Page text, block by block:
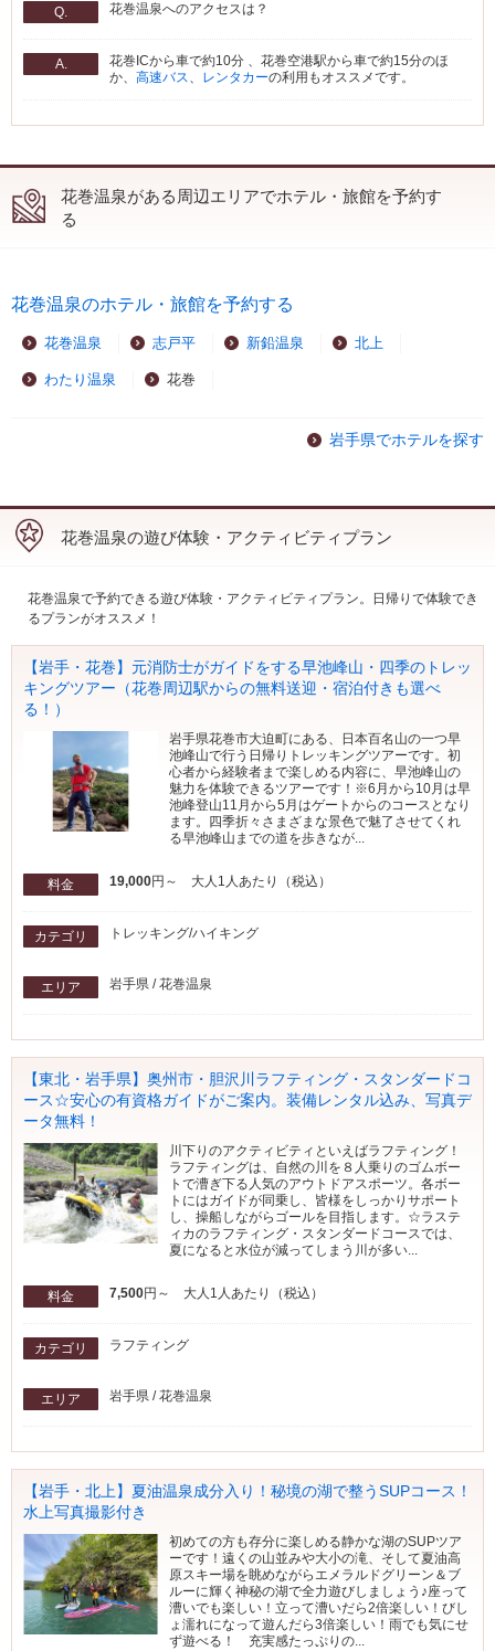
Q. 花巻温泉へのアクセスは？
A.
花巻ICから車で約10分 、花巻空港駅から車で約15分のほ
か、 高速バス、 レンタカーの利用もオススメです。
花巻温泉がある周辺エリアでホテル・旅館を予約す
る
花巻温泉のホテル・旅館を予約する
花巻温泉 志戸平 新鉛温泉 北上
わたり温泉 花巻
岩手県でホテルを探す
花巻温泉の遊び体験・アクティビティプラン
花巻温泉で予約できる遊び体験・アクティビティプラン。日帰りで体験でき
るプランがオススメ！
【岩手・花巻】元消防士がガイドをする早池峰山・四季のトレッ
キングツアー（花巻周辺駅からの無料送迎・宿泊付きも選べ
る！）
岩手県花巻市大迫町にある、日本百名山の一つ早
池峰山で行う日帰りトレッキングツアーです。初
心者から経験者まで楽しめる内容に、早池峰山の
魅力を体験できるツアーです！※6月から10月は早
池峰登山11月から5月はゲートからのコースとなり
ます。四季折々さまざまな景色で魅了させてくれ
る早池峰山までの道を歩きなが...
料金 19,000円～ 大人1人あたり（税込）
カテゴリ トレッキング/ハイキング
エリア 岩手県 / 花巻温泉
【東北・岩手県】奥州市・胆沢川ラフティング・スタンダードコ
ース☆安心の有資格ガイドがご案内。装備レンタル込み、写真デ
ータ無料！
川下りのアクティビティといえばラフティング！
ラフティングは、自然の川を８人乗りのゴムボー
トで漕ぎ下る人気のアウトドアスポーツ。各ボー
トにはガイドが同乗し、皆様をしっかりサポート
し、操船しながらゴールを目指します。☆ラステ
ィカのラフティング・スタンダードコースでは、
夏になると水位が減ってしまう川が多い...
料金 7,500円～ 大人1人あたり（税込）
カテゴリ ラフティング
エリア 岩手県 / 花巻温泉
【岩手・北上】夏油温泉成分入り！秘境の湖で整うSUPコース！
水上写真撮影付き
初めての方も存分に楽しめる静かな湖のSUPツア
ーです！遠くの山並みや大小の滝、そして夏油高
原スキー場を眺めながらエメラルドグリーン＆ブ
ルーに輝く神秘の湖で全力遊びしましょう♪座って
漕いでも楽しい！立って漕いだら2倍楽しい！びし
ょ濡れになって遊んだら3倍楽しい！雨でも気にせ
ず遊べる！ 充実感たっぷりの...